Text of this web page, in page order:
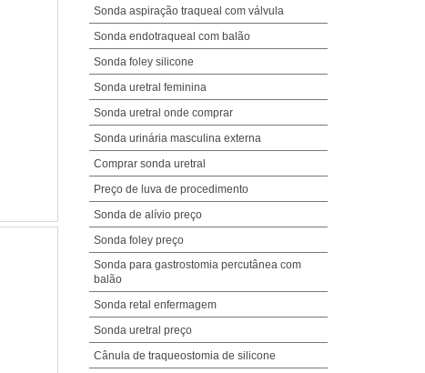
Sonda aspiração traqueal com válvula
Sonda endotraqueal com balão
Sonda foley silicone
Sonda uretral feminina
Sonda uretral onde comprar
Sonda urinária masculina externa
Comprar sonda uretral
Preço de luva de procedimento
Sonda de alívio preço
Sonda foley preço
Sonda para gastrostomia percutânea com
balão
Sonda retal enfermagem
Sonda uretral preço
Cânula de traqueostomia de silicone